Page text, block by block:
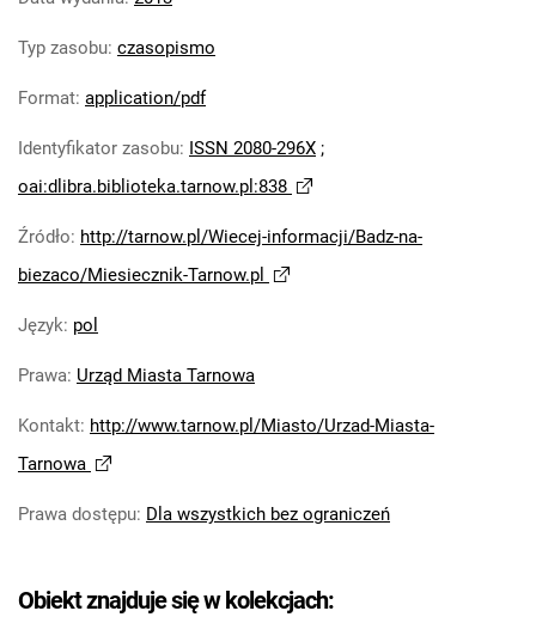
Typ zasobu: czasopismo
Format: application/pdf
Identyfikator zasobu: ISSN 2080-296X ;
oai:dlibra.biblioteka.tarnow.pl:838
Źródło: http://tarnow.pl/Wiecej-informacji/Badz-na-
biezaco/Miesiecznik-Tarnow.pl
Język: pol
Prawa: Urząd Miasta Tarnowa
Kontakt: http://www.tarnow.pl/Miasto/Urzad-Miasta-
Tarnowa
Prawa dostępu: Dla wszystkich bez ograniczeń
Obiekt znajduje się w kolekcjach: